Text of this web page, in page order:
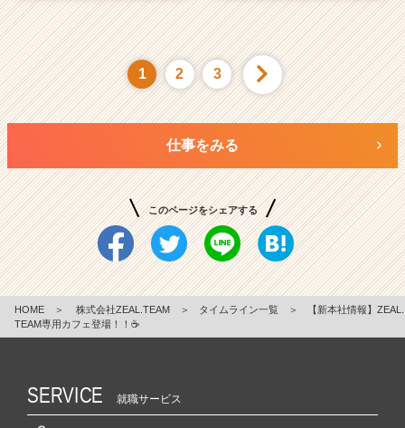
1 2 3
仕事をみる
このページをシェアする
HOME ＞ 株式会社ZEAL.TEAM ＞ タイムライン一覧 ＞
【新本社情報】ZEAL.
TEAM専用カフェ登場！！☕
SERVICE 就職サービス